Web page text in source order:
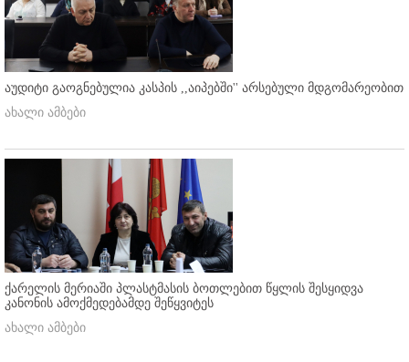
აუდიტი გაოგნებულია კასპის ,,აიპებში'' არსებული მდგომარეობით
ახალი ამბები
ქარელის მერიაში პლასტმასის ბოთლებით წყლის შესყიდვა
კანონის ამოქმედებამდე შეწყვიტეს
ახალი ამბები